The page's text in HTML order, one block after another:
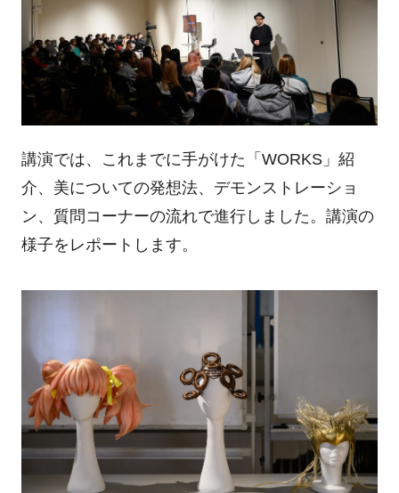
講演では、これまでに手がけた「WORKS」紹
介、美についての発想法、デモンストレーショ
ン、質問コーナーの流れで進行しました。講演の
様子をレポートします。